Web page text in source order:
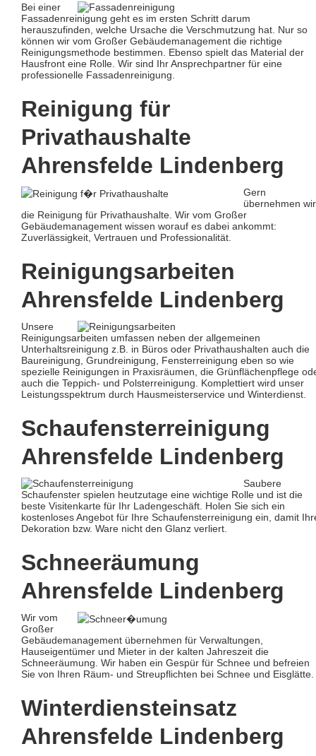
Bei einer
Fassadenreinigung geht es im ersten Schritt darum
herauszufinden, welche Ursache die Verschmutzung hat. Nur so
können wir vom Großer Gebäudemanagement die richtige
Reinigungsmethode bestimmen. Ebenso spielt das Material der
Hausfront eine Rolle. Wir sind Ihr Ansprechpartner für eine
professionelle Fassadenreinigung.
Reinigung für
Privathaushalte
Ahrensfelde Lindenberg
Gern
übernehmen wir
die Reinigung für Privathaushalte. Wir vom Großer
Gebäudemanagement wissen worauf es dabei ankommt:
Zuverlässigkeit, Vertrauen und Professionalität.
Reinigungsarbeiten
Ahrensfelde Lindenberg
Unsere
Reinigungsarbeiten umfassen neben der allgemeinen
Unterhaltsreinigung z.B. in Büros oder Privathaushalten auch die
Baureinigung, Grundreinigung, Fensterreinigung eben so wie
spezielle Reinigungen in Praxisräumen, die Grünflächenpflege
auch die Teppich- und Polsterreinigung. Komplettiert wird unser
Leistungsspektrum durch Hausmeisterservice und Winterdienst.
Schaufensterreinigung
Ahrensfelde Lindenberg
Saubere
Schaufenster spielen heutzutage eine wichtige Rolle und ist die
beste Visitenkarte für Ihr Ladengeschäft. Holen Sie sich ein
kostenloses Angebot für Ihre Schaufensterreinigung ein, damit
Dekoration bzw. Ware nicht den Glanz verliert.
Schneeräumung
Ahrensfelde Lindenberg
Wir vom
Großer
Gebäudemanagement übernehmen für Verwaltungen,
Hauseigentümer und Mieter in der kalten Jahreszeit die
Schneeräumung. Wir haben ein Gespür für Schnee und befreien
Sie von Ihren Räum- und Streupflichten bei Schnee und Eisglätte.
Winterdiensteinsatz
Ahrensfelde Lindenberg